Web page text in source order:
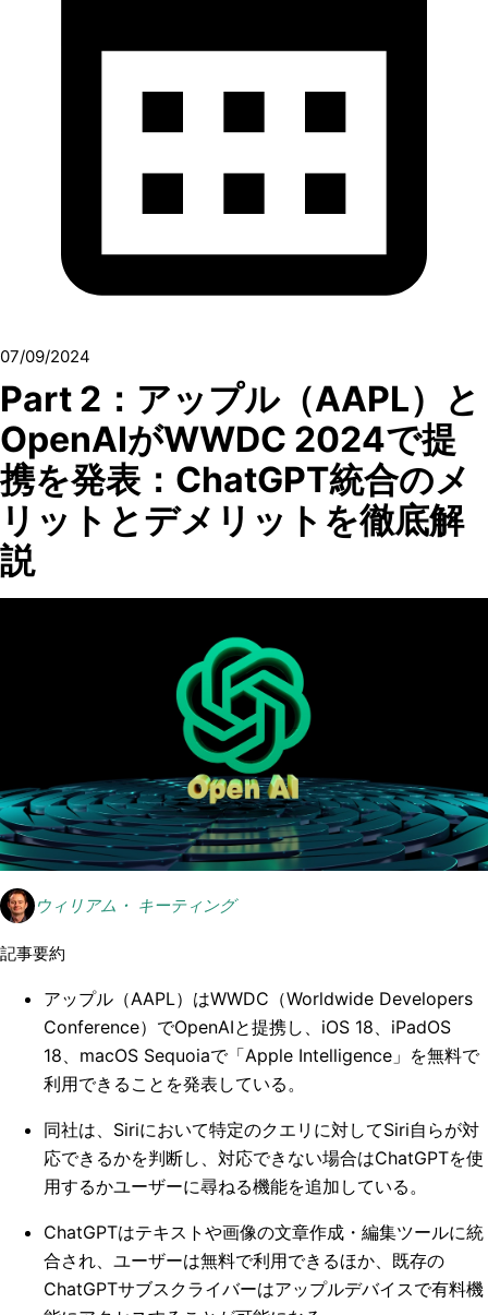
07/09/2024
Part 2：アップル（AAPL）と
OpenAIがWWDC 2024で提
携を発表：ChatGPT統合のメ
リットとデメリットを徹底解
説
ウィリアム・ キーティング
記事要約
アップル（AAPL）はWWDC（Worldwide Developers
Conference）でOpenAIと提携し、iOS 18、iPadOS
18、macOS Sequoiaで「Apple Intelligence」を無料で
利用できることを発表している。
同社は、Siriにおいて特定のクエリに対してSiri自らが対
応できるかを判断し、対応できない場合はChatGPTを使
用するかユーザーに尋ねる機能を追加している。
ChatGPTはテキストや画像の文章作成・編集ツールに統
合され、ユーザーは無料で利用できるほか、既存の
ChatGPTサブスクライバーはアップルデバイスで有料機